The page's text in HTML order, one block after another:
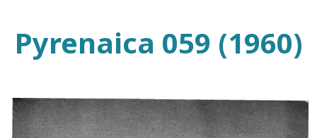
Pyrenaica 059 (1960)